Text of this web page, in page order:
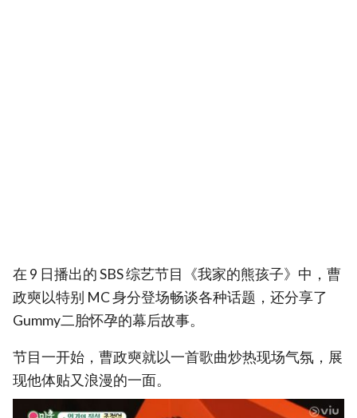
在 9 日播出的 SBS 综艺节目《我家的熊孩子》中，曹
政奭以特别 MC 身分登场畅谈各种话题，还分享了
Gummy二胎怀孕的幕后故事。
节目一开始，曹政奭就以一首歌曲炒热现场气氛，展
现他体贴又浪漫的一面。